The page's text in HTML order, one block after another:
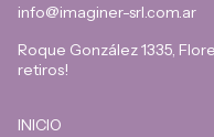
info@imaginer-srl.com.ar
Roque González 1335,
retiros!
INICIO